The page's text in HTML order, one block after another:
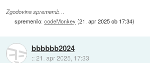
Zgodovina sprememb…
spremenilo:codeMonkey (21. apr 2025 ob 17:34)
bbbbbb2024
::21. apr 2025, 17:33